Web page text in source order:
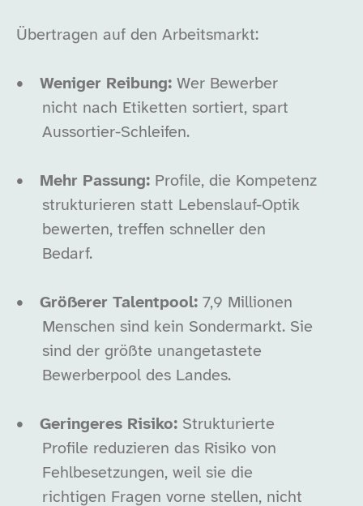
Übertragen auf den Arbeitsmarkt:
• Weniger Reibung: Wer Bewerber
nicht nach Etiketten sortiert, spart
Aussortier-Schleifen.
• Mehr Passung: Profile, die Kompetenz
strukturieren statt Lebenslauf-Optik
bewerten, treffen schneller den
Bedarf.
• Größerer Talentpool: 7,9 Millionen
Menschen sind kein Sondermarkt. Sie
sind der größte unangetastete
Bewerberpool des Landes.
• Geringeres Risiko: Strukturierte
Profile reduzieren das Risiko von
Fehlbesetzungen, weil sie die
richtigen Fragen vorne stellen, nicht